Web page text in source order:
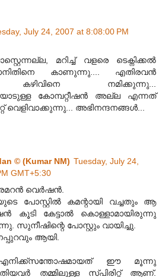
July 24, 2007 at 8:08:00 PM
മറിച്ച്‌ വളരെ ടെക്നിക്കല്‍
കാണുന്നു.... എതിരവന്‍
കഴിവിനെ നമിക്കുന്നു...
കോമ്പറ്റീഷന്‍ അല്ല എന്നത്‌
വെളിവാക്കുന്നു... അഭിനന്ദനങ്ങള്‍...
© (Kumar NM) Tuesday, July 24,
GMT+5:30
വെര്‍ഷന്‍.
പോസ്റ്റില്‍ കമന്റായി വച്ചതും ആ
കൂടി കേട്ടാല്‍ കൊള്ളാമായിരുന്നു
സുനീഷിന്റെ പോസ്റ്റും വായിച്ചു.
ആയി.
ഈ മൂന്നു
തമ്മിലുള്ള സ്പിരിറ്റ് ആണ്.